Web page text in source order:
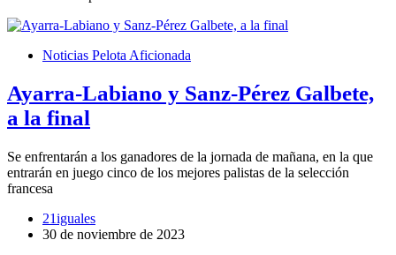
Noticias Pelota Aficionada
Ayarra-Labiano y Sanz-Pérez Galbete,
a la final
Se enfrentarán a los ganadores de la jornada de mañana, en la que
entrarán en juego cinco de los mejores palistas de la selección
francesa
21iguales
30 de noviembre de 2023